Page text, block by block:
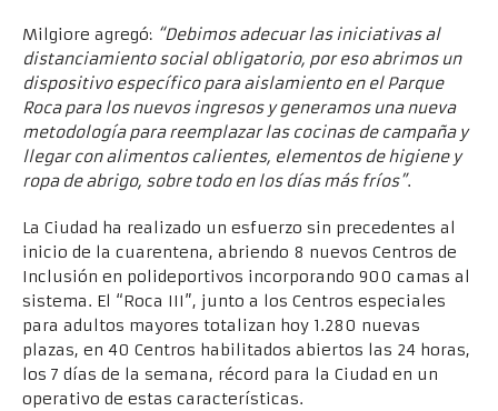
Milgiore agregó: “Debimos adecuar las iniciativas al
distanciamiento social obligatorio, por eso abrimos un
dispositivo específico para aislamiento en el Parque
Roca para los nuevos ingresos y generamos una nueva
metodología para reemplazar las cocinas de campaña y
llegar con alimentos calientes, elementos de higiene y
ropa de abrigo, sobre todo en los días más fríos”.
La Ciudad ha realizado un esfuerzo sin precedentes al
inicio de la cuarentena, abriendo 8 nuevos Centros de
Inclusión en polideportivos incorporando 900 camas al
sistema. El “Roca III”, junto a los Centros especiales
para adultos mayores totalizan hoy 1.280 nuevas
plazas, en 40 Centros habilitados abiertos las 24 horas,
los 7 días de la semana, récord para la Ciudad en un
operativo de estas características.